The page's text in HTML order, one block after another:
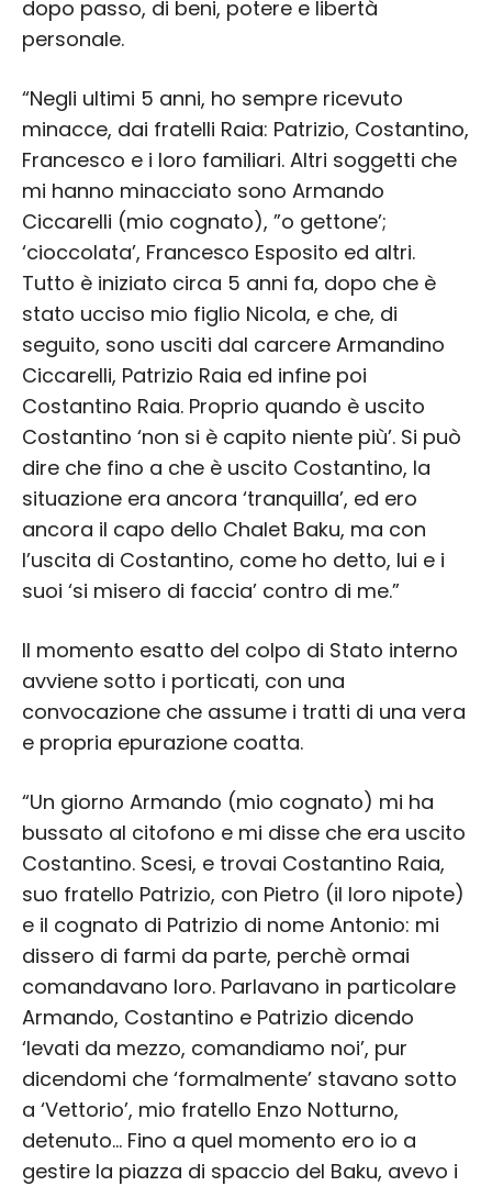
dopo passo, di beni, potere e libertà
personale.
“Negli ultimi 5 anni, ho sempre ricevuto
minacce, dai fratelli Raia: Patrizio, Costantino,
Francesco e i loro familiari. Altri soggetti che
mi hanno minacciato sono Armando
Ciccarelli (mio cognato), ”o gettone’;
‘cioccolata’, Francesco Esposito ed altri.
Tutto è iniziato circa 5 anni fa, dopo che è
stato ucciso mio figlio Nicola, e che, di
seguito, sono usciti dal carcere Armandino
Ciccarelli, Patrizio Raia ed infine poi
Costantino Raia. Proprio quando è uscito
Costantino ‘non si è capito niente più’. Si può
dire che fino a che è uscito Costantino, la
situazione era ancora ‘tranquilla’, ed ero
ancora il capo dello Chalet Baku, ma con
l’uscita di Costantino, come ho detto, lui e i
suoi ‘si misero di faccia’ contro di me.”
Il momento esatto del colpo di Stato interno
avviene sotto i porticati, con una
convocazione che assume i tratti di una vera
e propria epurazione coatta.
“Un giorno Armando (mio cognato) mi ha
bussato al citofono e mi disse che era uscito
Costantino. Scesi, e trovai Costantino Raia,
suo fratello Patrizio, con Pietro (il loro nipote)
e il cognato di Patrizio di nome Antonio: mi
dissero di farmi da parte, perchè ormai
comandavano loro. Parlavano in particolare
Armando, Costantino e Patrizio dicendo
‘levati da mezzo, comandiamo noi’, pur
dicendomi che ‘formalmente’ stavano sotto
a ‘Vettorio’, mio fratello Enzo Notturno,
detenuto… Fino a quel momento ero io a
gestire la piazza di spaccio del Baku, avevo i